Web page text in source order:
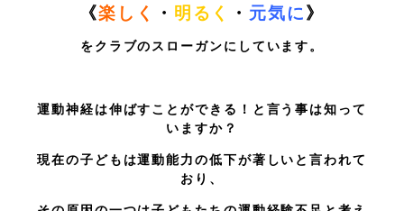
《楽しく ・ 明るく ・ 元気に》
をクラブのスローガンにしています。
運動神経は伸ばすことができる！と言う事は知って
いますか？
現在の子どもは運動能力の低下が著しいと言われて
おり、